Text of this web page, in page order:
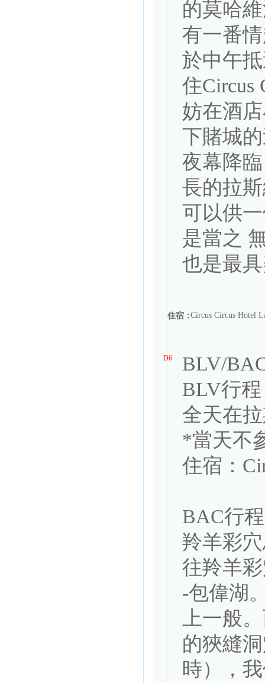
的莫哈
有一番
於中午
住Circus
妨在酒
下賭城
夜幕降
長的拉
可以供
是當之
也是最
住宿：Circus Circus Hotel
D6
BLV/
BLV行
全天在
*當天不
住宿：
BAC行
羚羊彩
往羚羊
-包偉湖
上一般
的狹縫
時），